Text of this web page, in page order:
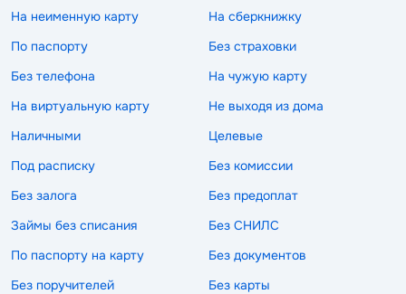
На неименную карту
На сберкнижку
По паспорту
Без страховки
Без телефона
На чужую карту
На виртуальную карту
Не выходя из дома
Наличными
Целевые
Под расписку
Без комиссии
Без залога
Без предоплат
Займы без списания
Без СНИЛС
По паспорту на карту
Без документов
Без поручителей
Без карты